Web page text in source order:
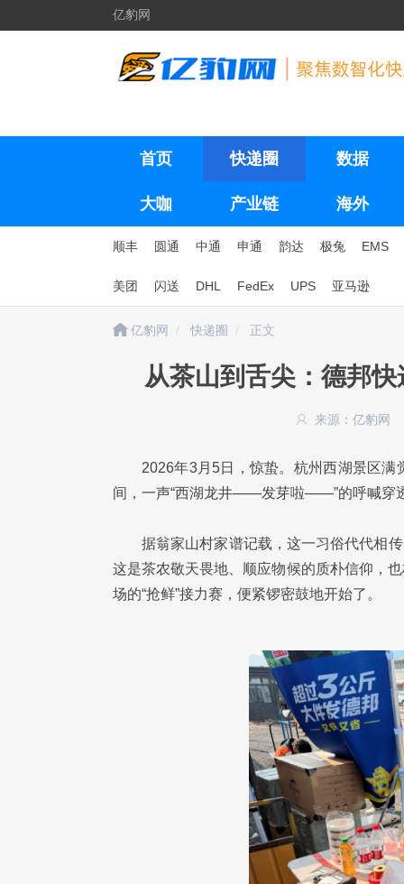
亿豹网
首页 快递圈 数据
大咖 产业链 海外
顺丰 圆通 中通 申通 韵达 极兔 EMS
美团 闪送 DHL FedEx UPS 亚马逊
亿豹网 快递圈 正文
从茶山到舌尖：德邦
来源：亿豹网
2026年3月5日，惊蛰。杭州西湖景区
间，一声“西湖龙井——发芽啦——”的呼喊穿
据翁家山村家谱记载，这一习俗代代相
这是茶农敬天畏地、顺应物候的质朴信仰，
场的“抢鲜”接力赛，便紧锣密鼓地开始了。